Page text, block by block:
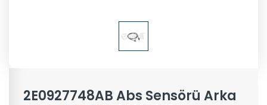
2E0927748AB Abs Sensörü Arka